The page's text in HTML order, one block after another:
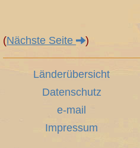
(Nächste Seite )
Länderübersicht
Datenschutz
e-mail
Impressum